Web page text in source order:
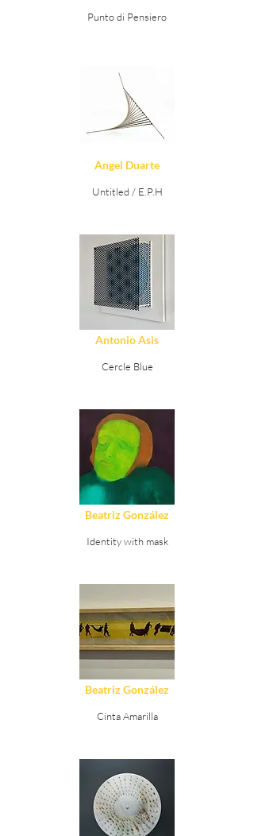
Punto di Pensiero
Ver Detalles
Angel Duarte
Untitled / E.P.H
Ver Detalles
Antonio Asis
Cercle Blue
Ver Detalles
Beatriz González
Identity with mask
Ver Detalles
Beatriz González
Cinta Amarilla
Ver Detalles